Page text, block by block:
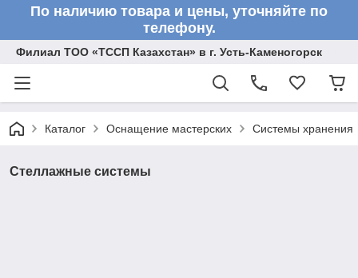
По наличию товара и цены, уточняйте по
телефону.
Филиал ТОО «ТССП Казахстан» в г. Усть-Каменогорск
Каталог Оснащение мастерских Системы хранения
Стеллажные системы